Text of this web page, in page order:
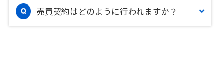
売買契約はどのように行われますか？